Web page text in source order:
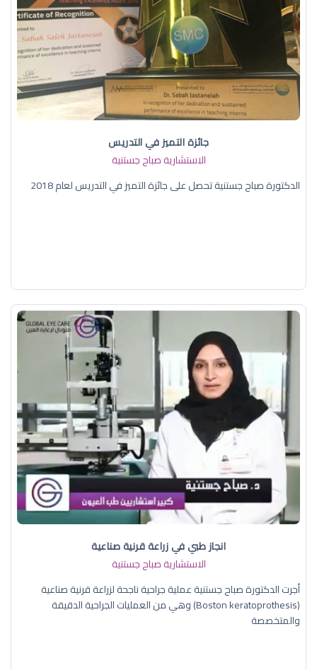
جائزة التميز في التدريس
الاستشارية صباح جستنية
الدكتورة صباح جستنية تحصل على جائزة التميز في التدريس لعام 2018
انجاز طبي في زراعة قرنية صناعية
الاستشارية صباح جستنية
أجرت الدكتورة صباح جستنية عملية جراحية ناجحة لزراعة قرنية صناعية
(Boston keratoprothesis) وهي من العمليات الجراحية الدقيقة
والمتخصصة